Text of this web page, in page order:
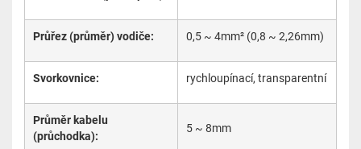
Průřez (průměr) vodiče: 0,5 ~ 4mm² (0,8 ~ 2,26mm)
Svorkovnice: rychloupínací, transparentní
Průměr kabelu
(průchodka):
5 ~ 8mm